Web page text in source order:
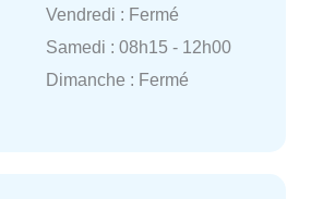
Vendredi : Fermé
Samedi : 08h15 - 12h00
Dimanche : Fermé